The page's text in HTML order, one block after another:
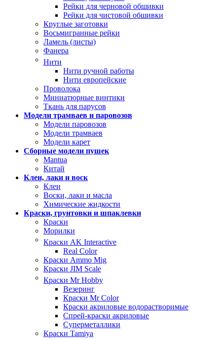
Рейки для черновой обшивки
Рейки для чистовой обшивки
Круглые заготовки
Восьмигранные рейки
Ламель (листы)
Фанера
Нити
Нити ручной работы
Нити европейские
Проволока
Миниатюрные винтики
Ткань для парусов
Модели трамваев и паровозов
Модели паровозов
Модели трамваев
Модели карет
Сборные модели пушек
Mantua
Китай
Клеи, лаки и воск
Клеи
Воски, лаки и масла
Химические жидкости
Краски, грунтовки и шпаклевки
Краски
Морилки
Краски AK Interactive
Real Color
Краски Ammo Mig
Краски JIM Scale
Краски Mr Hobby
Везеринг
Краски Mr Color
Краски акриловые водорастворимые
Спрей-краски акриловые
Суперметаллики
Краски Tamiya